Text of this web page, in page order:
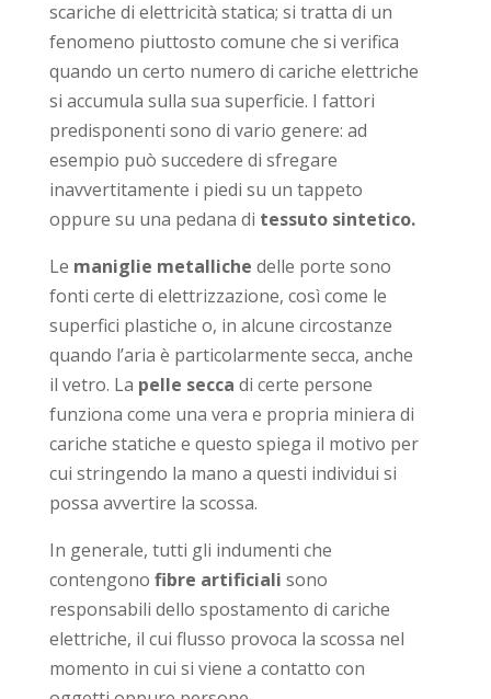
scariche di elettricità statica; si tratta di un
fenomeno piuttosto comune che si verifica
quando un certo numero di cariche elettriche
si accumula sulla sua superficie. I fattori
predisponenti sono di vario genere: ad
esempio può succedere di sfregare
inavvertitamente i piedi su un tappeto
oppure su una pedana di tessuto sintetico.
Le maniglie metalliche delle porte sono
fonti certe di elettrizzazione, così come le
superfici plastiche o, in alcune circostanze
quando l’aria è particolarmente secca, anche
il vetro. La pelle secca di certe persone
funziona come una vera e propria miniera di
cariche statiche e questo spiega il motivo per
cui stringendo la mano a questi individui si
possa avvertire la scossa.
In generale, tutti gli indumenti che
contengono fibre artificiali sono
responsabili dello spostamento di cariche
elettriche, il cui flusso provoca la scossa nel
momento in cui si viene a contatto con